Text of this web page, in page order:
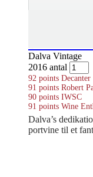
PORTUGAL -
92 points Decanter
91 points Robert
90 points IWSC
91 points Wine
Dalva’s
portvine til et
Dalva Vintage
2016 antal